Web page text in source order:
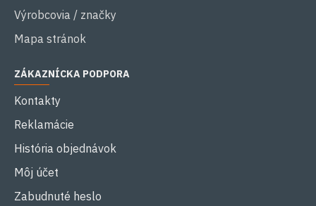
Výrobcovia / značky
Mapa stránok
ZÁKAZNÍCKA PODPORA
Kontakty
Reklamácie
História objednávok
Môj účet
Zabudnuté heslo